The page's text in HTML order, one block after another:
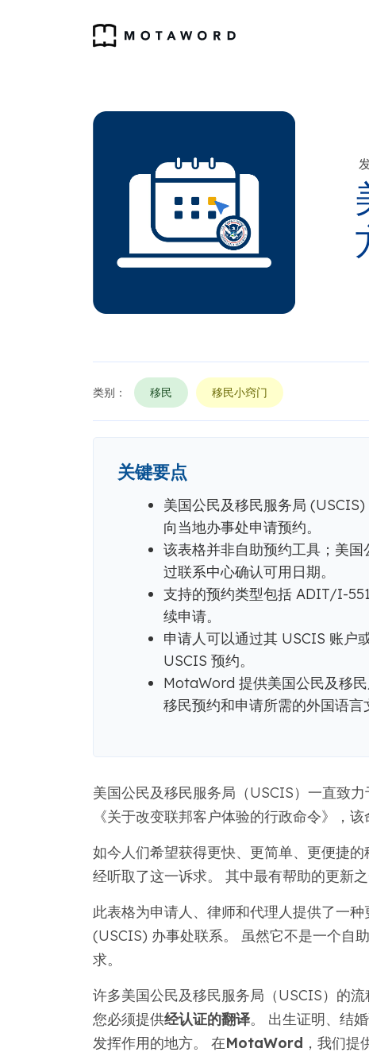
类别： 移民 移民小窍门
关键要点
美国公民及移民服务局
向当地办事处申请预约。
该表格并非自助预约工具；美
过联系中心确认可用日期。
支持的预约类型包括 ADIT/I-
续申请。
申请人可以通过其 USCIS 账户
USCIS 预约。
MotaWord 提供美国公民及移
移民预约和申请所需的外国语言
美国公民及移民服务局（USCIS）一直致
《关于改变联邦客户体验的行政命令》，
如今人们希望获得更快、更简单、更便捷
经听取了这一诉求。 其中最有帮助的更新
此表格为申请人、律师和代理人提供了一
(USCIS) 办事处联系。 虽然它不是一个自
求。
许多美国公民及移民服务局（USCIS）的
您必须提供经认证的翻译。 出生证明、结
发挥作用的地方。 在MotaWord ，我们